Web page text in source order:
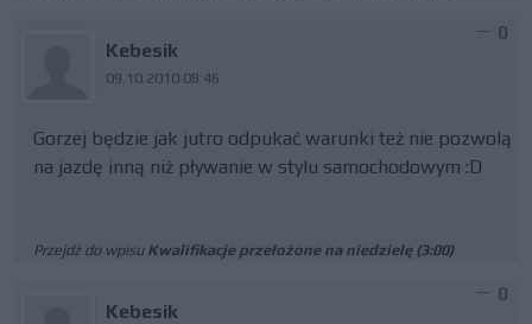
Kebesik
09.10.2010 08:46
0
Gorzej będzie jak jutro odpukać warunki też nie pozwolą
na jazdę inną niż pływanie w stylu samochodowym :D
Przejdź do wpisu Kwalifikacje przełożone na niedzielę (3:00)
Kebesik
0